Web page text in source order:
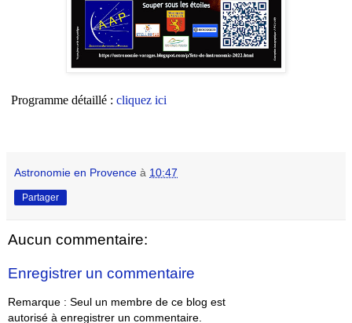
Programme détaillé : cliquez ici
Astronomie en Provence à 10:47
Partager
Aucun commentaire:
Enregistrer un commentaire
Remarque : Seul un membre de ce blog est
autorisé à enregistrer un commentaire.